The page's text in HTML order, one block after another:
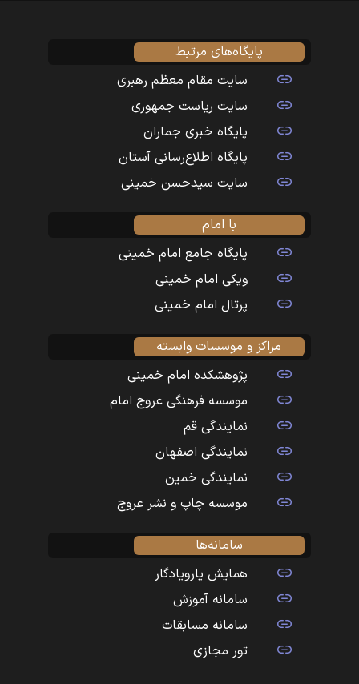
پایگاه‌های مرتبط
سایت مقام معظم رهبری
سایت ریاست جمهوری
پایگاه خبری جماران
پایگاه اطلاع‌رسانی آستان
سایت سیدحسن خمینی
با امام
پایگاه جامع امام خمینی
ویکی امام خمینی
پرتال امام خمینی
مراکز و موسسات وابسته
پژوهشکده امام خمینی
موسسه فرهنگی عروج امام
نمایندگی قم
نمایندگی اصفهان
نمایندگی خمین
موسسه چاپ و نشر عروج
سامانه‌ها
همایش یارویادگار
سامانه آموزش
سامانه مسابقات
تور مجازی